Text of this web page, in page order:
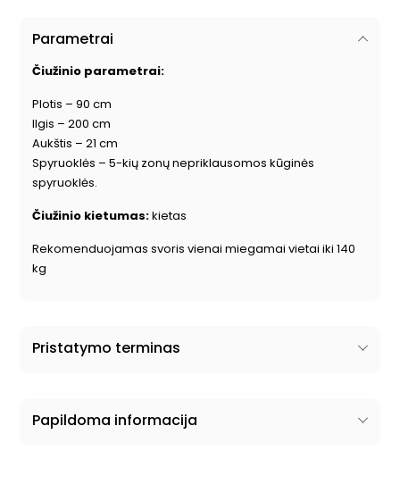
Parametrai
Čiužinio parametrai:
Plotis – 90 cm
Ilgis – 200 cm
Aukštis – 21 cm
Spyruoklės – 5-kių zonų nepriklausomos kūginės
spyruoklės.
Čiužinio kietumas:kietas
Rekomenduojamas svoris vienai miegamai vietai iki 140
kg
Pristatymo terminas
Papildoma informacija